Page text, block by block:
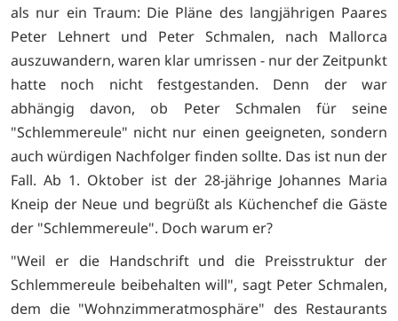
als nur ein Traum: Die Pläne des langjährigen Paares
Peter Lehnert und Peter Schmalen, nach Mallorca
auszuwandern, waren klar umrissen - nur der Zeitpunkt
hatte noch nicht festgestanden. Denn der war
abhängig davon, ob Peter Schmalen für seine
"Schlemmereule" nicht nur einen geeigneten, sondern
auch würdigen Nachfolger finden sollte. Das ist nun der
Fall. Ab 1. Oktober ist der 28-jährige Johannes Maria
Kneip der Neue und begrüßt als Küchenchef die Gäste
der "Schlemmereule". Doch warum er?
"Weil er die Handschrift und die Preisstruktur der
Schlemmereule beibehalten will", sagt Peter Schmalen,
dem die "Wohnzimmeratmosphäre" des Restaurants